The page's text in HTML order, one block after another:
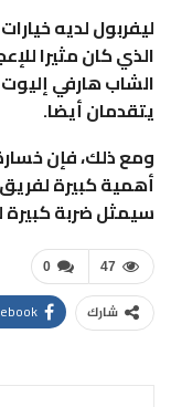
ليفربول لديه
الذي كان مثيرا
الشاب هارفي إليوت
يتقدمان أيضا.
ومع ذلك، فإن
أهمية كبيرة
سيمثل ضربة كبيرة
0 47
شارك